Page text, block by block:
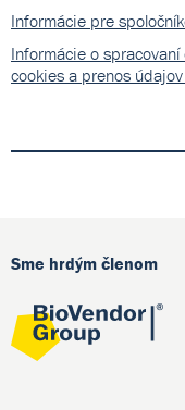
Informácie pre
Informácie o
cookies a prenos
Sme hrdým členom